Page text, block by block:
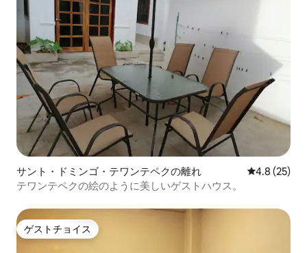
サント・ドミンゴ・テワンテペクの離れ レビュー25
4.8 (25)
テワンテペクの絵のように美しいゲストハウス。
ゲストチョイス
ゲストチョイス